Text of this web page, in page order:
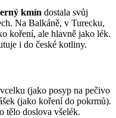
kmín dostala svůj
Na Balkáně, v Turecku,
koření, ale hlavně jako lék.
i do české kotliny.
(jako posyp na pečivo
(jako koření do pokrmů).
tělo doslova všelék.